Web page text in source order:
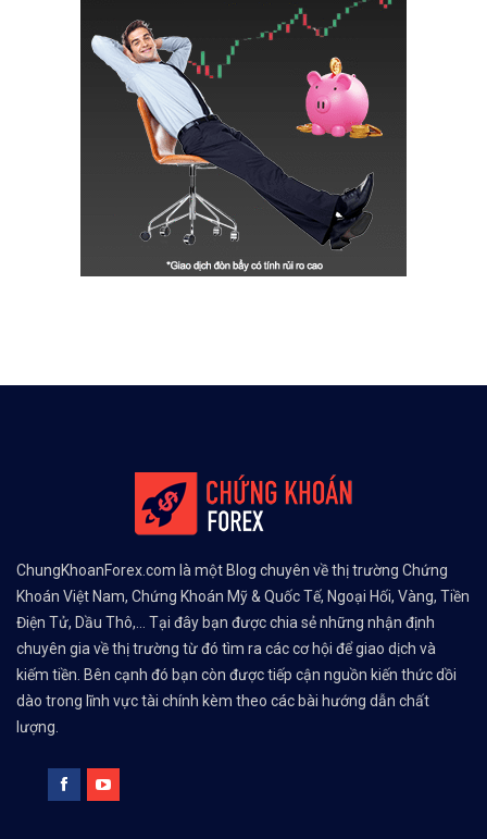
ChungKhoanForex.com là một Blog chuyên về thị trường Chứng
Khoán Việt Nam, Chứng Khoán Mỹ & Quốc Tế, Ngoại Hối, Vàng, Tiền
Điện Tử, Dầu Thô,... Tại đây bạn được chia sẻ những nhận định
chuyên gia về thị trường từ đó tìm ra các cơ hội để giao dịch và
kiếm tiền. Bên cạnh đó bạn còn được tiếp cận nguồn kiến thức dồi
dào trong lĩnh vực tài chính kèm theo các bài hướng dẫn chất
lượng.